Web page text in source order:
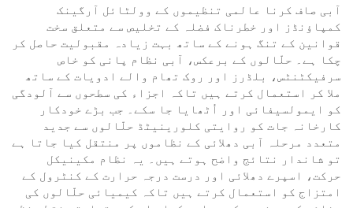
آبی صاف کرنا عالمی تنظیموں کے وولٹائل آرگینک
کمپاؤنڈز اور خطرناک فضلہ کے تخلیص سے متعلق سخت
قوانین کے تنگ ہونے کے ساتھ بہت زیادہ مقبولیت حاصل کر
چکا ہے۔ حلّالوں کے برعکس، آبی نظام پانی کو خاص
سرفیکٹنٹس، بلڈرز اور روک تھام والے ادویات کے ساتھ
ملا کر استعمال کرتے ہیں تاکہ اجزاء کی سطحوں سے آلودگی
کو ایمولسیفائی اور اُٹھایا جا سکے۔ جب بڑے خودکار
کارخانہ جات کو روایتی کلورینیٹڈ حلّالوں سے جدید
متعدد مرحلہ آبی دھلائی کے نظاموں پر منتقل کیا جاتا ہے
تو شاندار نتائج واضح ہوتے ہیں۔ یہ نظام مکینیکل
حرکت، اسپرے دھلائی اور درست درجہ حرارت کے کنٹرول کے
امتزاج کو استعمال کرتے ہیں تاکہ کیمیائی حلّالوں کی